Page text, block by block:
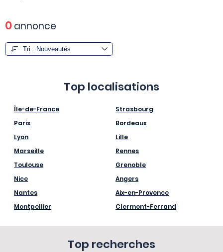
0annonce
Top localisations
Île-de-France
Paris
Lyon
Marseille
Toulouse
Nice
Nantes
Montpellier
Strasbourg
Bordeaux
Lille
Rennes
Grenoble
Angers
Aix-en-Provence
Clermont-Ferrand
Top recherches